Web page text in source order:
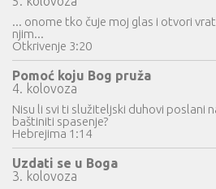
... onome tko čuje moj glas i otvori
njim...
Otkrivenje 3:20
Pomoć koju Bog pruža
4. kolovoza
Nisu li svi ti služiteljski duhovi poslani
baštiniti spasenje?
Hebrejima 1:14
Uzdati se u Boga
3. kolovoza